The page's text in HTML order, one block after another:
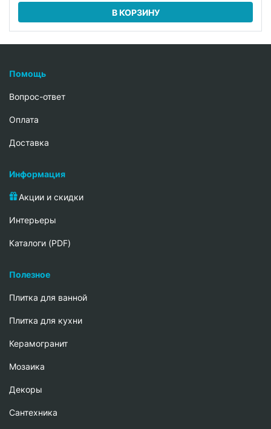
В КОРЗИНУ
Помощь
Вопрос-ответ
Oплата
Доставка
Информация
Акции и скидки
Интерьеры
Каталоги (PDF)
Полезное
Плитка для ванной
Плитка для кухни
Керамогранит
Мозаика
Декоры
Сантехника